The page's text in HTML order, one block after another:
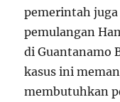
pemerintah
pemulangan
di Guantanamo
kasus ini
membutuhkan